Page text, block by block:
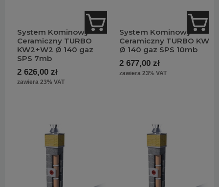
System Kominowy
Ceramiczny TURBO
KW2+W2 Ø 140 gaz
SPS 7mb
2 626,00 zł
zawiera 23% VAT
System Kominowy
Ceramiczny TURBO KW
Ø 140 gaz SPS 10mb
2 677,00 zł
zawiera 23% VAT